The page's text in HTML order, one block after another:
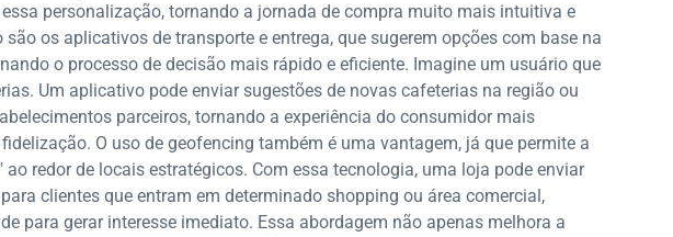
personalização, tornando a jornada de compra muito mais intuitiva e
os aplicativos de transporte e entrega, que sugerem opções com base na
o processo de decisão mais rápido e eficiente. Imagine um usuário que
Um aplicativo pode enviar sugestões de novas cafeterias na região ou
parceiros, tornando a experiência do consumidor mais
O uso de geofencing também é uma vantagem, já que permite a
redor de locais estratégicos. Com essa tecnologia, uma loja pode enviar
clientes que entram em determinado shopping ou área comercial,
para gerar interesse imediato. Essa abordagem não apenas melhora a